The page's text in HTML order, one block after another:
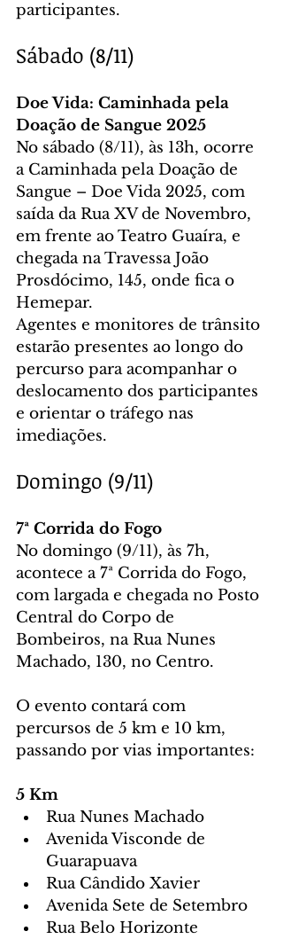
participantes.
Sábado (8/11)
Doe Vida: Caminhada pela
Doação de Sangue 2025
No sábado (8/11), às 13h, ocorre
a Caminhada pela Doação de
Sangue – Doe Vida 2025, com
saída da Rua XV de Novembro,
em frente ao Teatro Guaíra, e
chegada na Travessa João
Prosdócimo, 145, onde fica o
Hemepar.
Agentes e monitores de trânsito
estarão presentes ao longo do
percurso para acompanhar o
deslocamento dos participantes
e orientar o tráfego nas
imediações.
Domingo (9/11)
7ª Corrida do Fogo
No domingo (9/11), às 7h,
acontece a 7ª Corrida do Fogo,
com largada e chegada no Posto
Central do Corpo de
Bombeiros, na Rua Nunes
Machado, 130, no Centro.
O evento contará com
percursos de 5 km e 10 km,
passando por vias importantes:
5 Km
Rua Nunes Machado
Avenida Visconde de
Guarapuava
Rua Cândido Xavier
Avenida Sete de Setembro
Rua Belo Horizonte